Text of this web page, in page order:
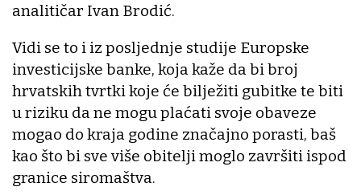
analitičar Ivan Brodić.
Vidi se to i iz posljednje studije Europske
investicijske banke, koja kaže da bi broj
hrvatskih tvrtki koje će bilježiti gubitke te biti
u riziku da ne mogu plaćati svoje obaveze
mogao do kraja godine značajno porasti, baš
kao što bi sve više obitelji moglo završiti ispod
granice siromaštva.